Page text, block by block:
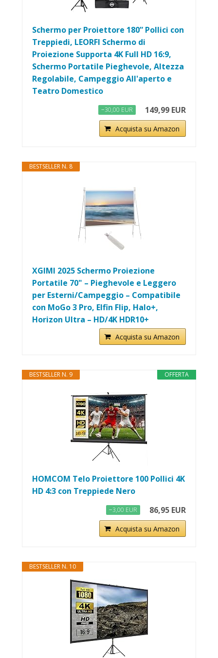
Schermo per Proiettore 180” Pollici con
Treppiedi, LEORFI Schermo di
Proiezione Supporta 4K Full HD 16:9,
Schermo Portatile Pieghevole, Altezza
Regolabile, Campeggio All'aperto e
Teatro Domestico
−30,00 EUR 149,99 EUR
Acquista su Amazon
BESTSELLER N. 8
XGIMI 2025 Schermo Proiezione
Portatile 70" – Pieghevole e Leggero
per Esterni/Campeggio – Compatibile
con MoGo 3 Pro, Elfin Flip, Halo+,
Horizon Ultra – HD/4K HDR10+
Acquista su Amazon
OFFERTA
BESTSELLER N. 9
HOMCOM Telo Proiettore 100 Pollici 4K
HD 4:3 con Treppiede Nero
−3,00 EUR 86,95 EUR
Acquista su Amazon
BESTSELLER N. 10